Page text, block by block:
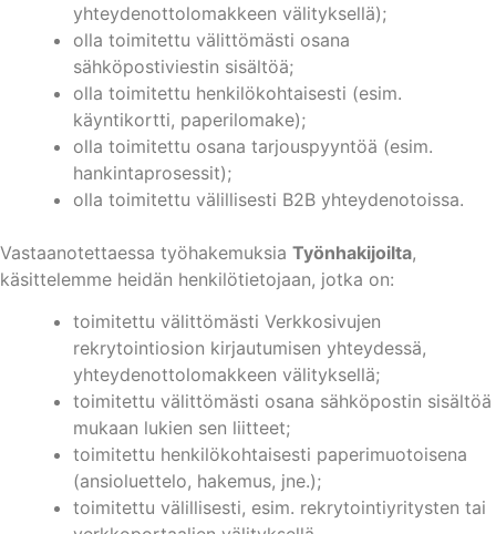
yhteydenottolomakkeen välityksellä);
olla toimitettu välittömästi osana
sähköpostiviestin sisältöä;
olla toimitettu henkilökohtaisesti (esim.
käyntikortti, paperilomake);
olla toimitettu osana tarjouspyyntöä (esim.
hankintaprosessit);
olla toimitettu välillisesti B2B yhteydenotoissa.
Vastaanotettaessa työhakemuksia Työnhakijoilta,
käsittelemme heidän henkilötietojaan, jotka on:
toimitettu välittömästi Verkkosivujen
rekrytointiosion kirjautumisen yhteydessä,
yhteydenottolomakkeen välityksellä;
toimitettu välittömästi osana sähköpostin sisältöä
mukaan lukien sen liitteet;
toimitettu henkilökohtaisesti paperimuotoisena
(ansioluettelo, hakemus, jne.);
toimitettu välillisesti, esim. rekrytointiyritysten tai